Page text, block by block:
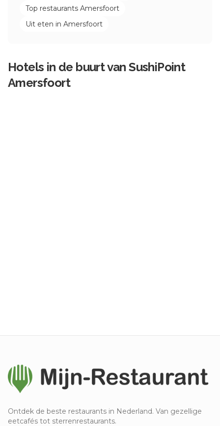
Top restaurants Amersfoort
Uit eten in Amersfoort
Hotels in de buurt vanSushiPoint
Amersfoort
Ontdek de beste restaurants in Nederland. Van gezellige
eetcafés tot sterrenrestaurants.